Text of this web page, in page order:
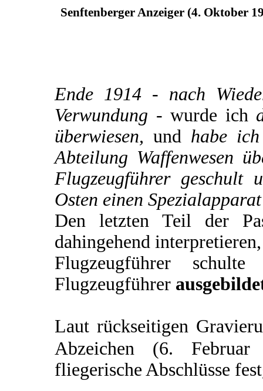
Senftenberger Anzeiger (4. Oktober
Ende 1914 - nach
Verwundung -wurde ich
überwiesen, und habe
Abteilung Waffenwesen
Flugzeugführer
Osten einen
Den letzten Teil der
dahingehend
Flugzeugführer
Flugzeugführer
Laut rückseitigen
Abzeichen (6.
fliegerische Abschlüsse